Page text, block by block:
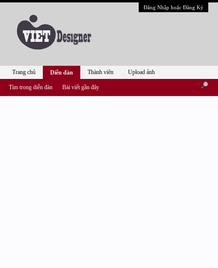
Đăng Nhập hoặc Đăng Ký
Trang chủ Diễn đàn
Tìm trong diễn đàn Bài viết gần đây
Thành viên Upload ảnh